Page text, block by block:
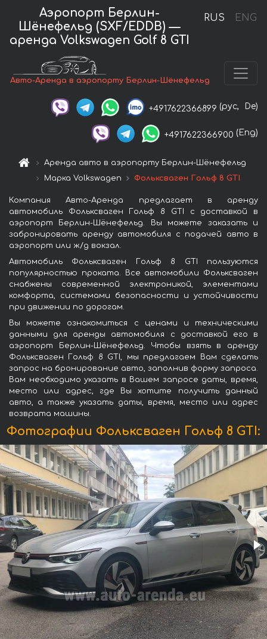
RUS ENG
Аэропорт Берлин-
Шёнефельд (SXF/EDDB) —
аренда Volkswagen Golf 8 GTI
Авто-Аренда в аэропорту Берлин-Шёнефельд
+4917622366899 (рус, De)
+4917622366900 (Eng)
Аренда авто в аэропорту Берлин-Шёнефельд
Марка Volkswagen
Фольксваген Гольф 8 GTI
Компания Авто-Аренда предлагает в аренду
автомобиль Фольксваген Гольф 8 GTI с доставкой в
аэропорт Берлин-Шёнефельд. Вы можете заказать и
забронировать аренду автомобиля с подачей авто в
аэропорт или ж/д вокзал.
Автомобиль Фольксваген Гольф 8 GTI пользуются
популярностью проката. Все автомобили Фольксваген
снабжены современной электроникой, элементами
комфорта, системами безопасности и устойчивости
при движении по дорогам.
Вы можете ознакомиться с ценами и техническими
данными для аренды автомобиля с доставкой его в
аэропорт Берлин-Шёнефельд. Чтобы взять в аренду
Фольксваген Гольф 8 GTI, мы предлагаем Вам сделать
запрос на бронирование авто, заполнив форму запроса.
Вам необходимо указать в Вашем запросе даты, время,
место или адрес, где Вы хотите получить данный
авто, а также указать даты, время, место или адрес
возврата машины.
Фотографии Фольксваген Гольф 8 GTI: